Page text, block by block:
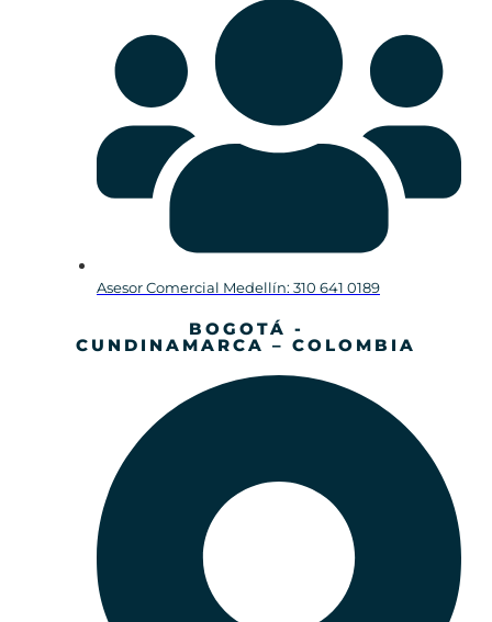
Asesor Comercial Medellín: 310 641 0189
BOGOTÁ -
CUNDINAMARCA – COLOMBIA